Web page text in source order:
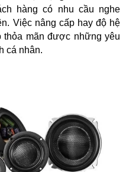
hàng có nhu cầu nghe
Việc nâng cấp hay độ hệ
thỏa mãn được những yêu
cá nhân.